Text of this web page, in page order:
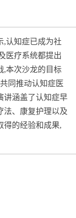
,认知症已成为社
医疗系统都提出
,本次沙龙的目标
同推动认知症医
讲涵盖了认知症早
法、康复护理以及
得的经验和成果,